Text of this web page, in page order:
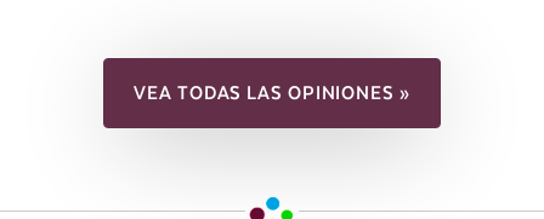
VEA TODAS LAS OPINIONES »